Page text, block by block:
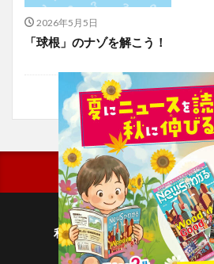
2026年5月5日
「球根」のナゾを解こう！
利用規約
プライバシーポリ
個人情報について(毎